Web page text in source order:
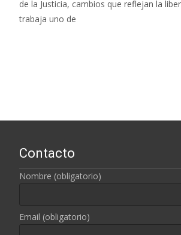
de la Justicia, cambios que reflejan la
trabaja uno de
Contacto
Nombre (obligatorio)
Email (obligatorio)